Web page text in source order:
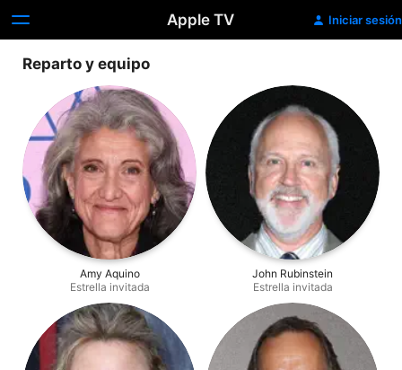
Apple TV Iniciar sesión
Reparto y equipo
Amy Aquino
Estrella invitada
John Rubinstein
Estrella invitada